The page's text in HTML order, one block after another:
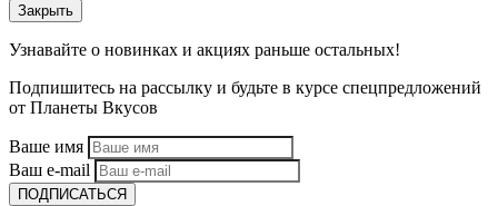
Закрыть
Узнавайте о новинках и акциях раньше остальных!
Подпишитесь на рассылку и будьте в курсе спецпредложений
от Планеты Вкусов
Ваше имя
Ваш e-mail
ПОДПИСАТЬСЯ